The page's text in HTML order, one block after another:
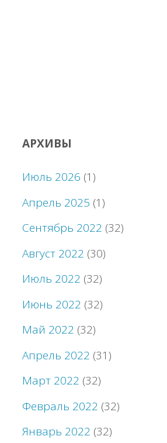
АРХИВЫ
Июль 2026 (1)
Апрель 2025 (1)
Сентябрь 2022 (32)
Август 2022 (30)
Июль 2022 (32)
Июнь 2022 (32)
Май 2022 (32)
Апрель 2022 (31)
Март 2022 (32)
Февраль 2022 (32)
Январь 2022 (32)